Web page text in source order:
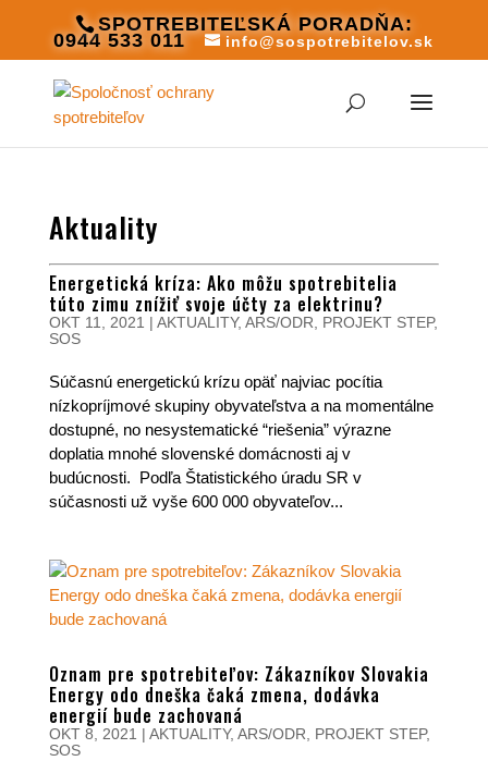
SPOTREBITEĽSKÁ PORADŇA:
0944 533 011 info@sospotrebitelov.sk
Aktuality
Energetická kríza: Ako môžu spotrebitelia
túto zimu znížiť svoje účty za elektrinu?
OKT 11, 2021 | AKTUALITY, ARS/ODR PROJEKT STEP,
SOS
Súčasnú energetickú krízu opäť najviac pocítia
nízkopríjmové skupiny obyvateľstva a na momentálne
dostupné, no nesystematické “riešenia” výrazne
doplatia mnohé slovenské domácnosti aj v
budúcnosti. Podľa Štatistického úradu SR v
súčasnosti už vyše 600 000 obyvateľov...
Oznam pre spotrebiteľov: Zákazníkov Slovakia
Energy odo dneška čaká zmena, dodávka
energií bude zachovaná
OKT 8, 2021 | AKTUALITY, ARS/ODR PROJEKT STEP,
SOS